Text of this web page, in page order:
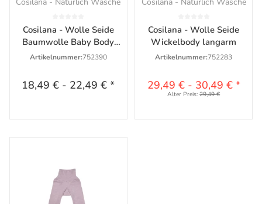
Cosilana - Wolle Seide
Baumwolle Baby Body
langarm
Artikelnummer:752390
18,49 € - 22,49 €*
Cosilana - Wolle Seide
Wickelbody langarm
Artikelnummer:752283
29,49 €- 30,49 € *
Alter Preis:29,49 €